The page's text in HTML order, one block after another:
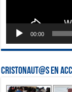
00:00
Cristonaut@s en